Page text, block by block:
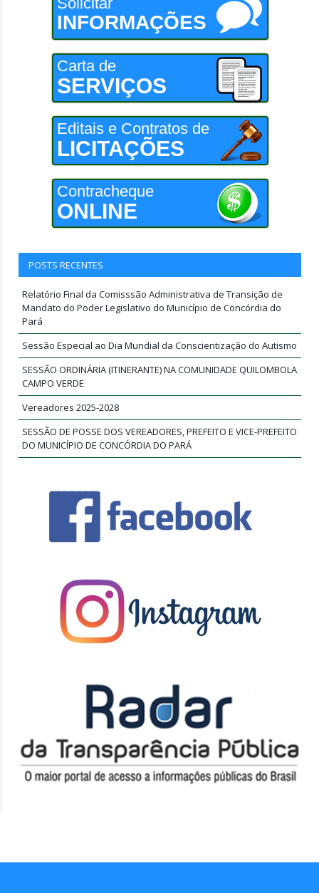
INFORMAÇÕES
Carta de
SERVIÇOS
Editais e Contratos de
LICITAÇÕES
Contracheque
ONLINE
POSTS RECENTES
Relatório Final da Comisssão Administrativa de Transição de
Mandato do Poder Legislativo do Município de Concórdia do
Pará
Sessão Especial ao Dia Mundial da Conscientização do Autismo
SESSÃO ORDINÁRIA (ITINERANTE) NA COMUNIDADE QUILOMBOLA
CAMPO VERDE
Vereadores 2025-2028
SESSÃO DE POSSE DOS VEREADORES, PREFEITO E VICE-PREFEITO
DO MUNICÍPIO DE CONCÓRDIA DO PARÁ